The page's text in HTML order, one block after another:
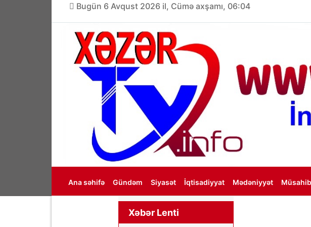
Bugün 6 Avqust 2026 il, Cümə axşamı, 06:04
Ana səhifə Gündəm Siyasət İqtisadiyyat Mədəniyyət
Xəbər Lenti